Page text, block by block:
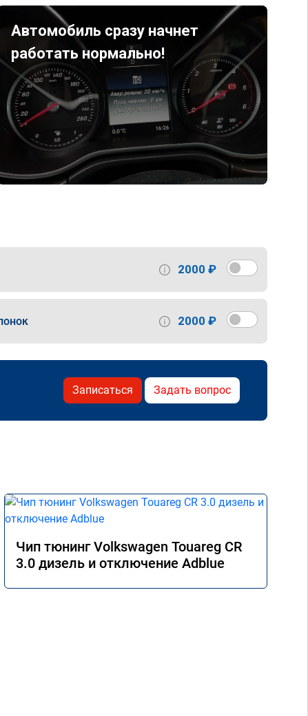
Автомобиль сразу начнет
работать нормально!
2000 ₽
2000 ₽
Записаться Задать вопрос
Чип тюнинг Volkswagen Touareg CR
3.0 дизель и отключение Adblue